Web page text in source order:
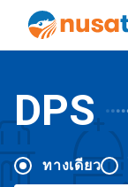
DPS
ทางเดียว